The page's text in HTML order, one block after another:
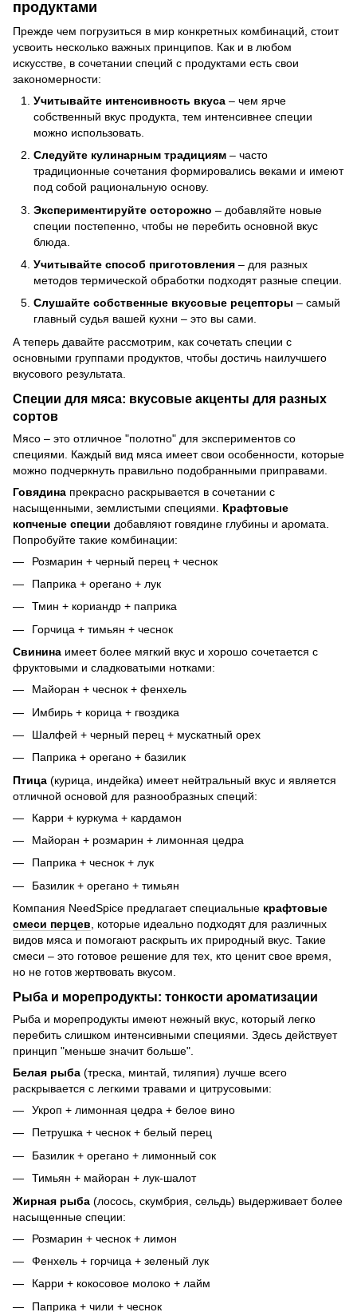
продуктами
Прежде чем погрузиться в мир конкретных комбинаций, стоит
усвоить несколько важных принципов. Как и в любом
искусстве, в сочетании специй с продуктами есть свои
закономерности:
Учитывайте интенсивность вкуса – чем ярче
собственный вкус продукта, тем интенсивнее специи
можно использовать.
Следуйте кулинарным традициям – часто
традиционные сочетания формировались веками и имеют
под собой рациональную основу.
Экспериментируйте осторожно – добавляйте новые
специи постепенно, чтобы не перебить основной вкус
блюда.
Учитывайте способ приготовления – для разных
методов термической обработки подходят разные специи.
Слушайте собственные вкусовые рецепторы – самый
главный судья вашей кухни – это вы сами.
А теперь давайте рассмотрим, как сочетать специи с
основными группами продуктов, чтобы достичь наилучшего
вкусового результата.
Специи для мяса: вкусовые акценты для разных
сортов
Мясо – это отличное "полотно" для экспериментов со
специями. Каждый вид мяса имеет свои особенности, которые
можно подчеркнуть правильно подобранными приправами.
Говядина прекрасно раскрывается в сочетании с
насыщенными, землистыми специями. Крафтовые
копченые специи добавляют говядине глубины и аромата.
Попробуйте такие комбинации:
Розмарин + черный перец + чеснок
Паприка + орегано + лук
Тмин + кориандр + паприка
Горчица + тимьян + чеснок
Свинина имеет более мягкий вкус и хорошо сочетается с
фруктовыми и сладковатыми нотками:
Майоран + чеснок + фенхель
Имбирь + корица + гвоздика
Шалфей + черный перец + мускатный орех
Паприка + орегано + базилик
Птица (курица, индейка) имеет нейтральный вкус и является
отличной основой для разнообразных специй:
Карри + куркума + кардамон
Майоран + розмарин + лимонная цедра
Паприка + чеснок + лук
Базилик + орегано + тимьян
Компания NeedSpice предлагает специальные крафтовые
смеси перцев, которые идеально подходят для различных
видов мяса и помогают раскрыть их природный вкус. Такие
смеси – это готовое решение для тех, кто ценит свое время,
но не готов жертвовать вкусом.
Рыба и морепродукты: тонкости ароматизации
Рыба и морепродукты имеют нежный вкус, который легко
перебить слишком интенсивными специями. Здесь действует
принцип "меньше значит больше".
Белая рыба (треска, минтай, тиляпия) лучше всего
раскрывается с легкими травами и цитрусовыми:
Укроп + лимонная цедра + белое вино
Петрушка + чеснок + белый перец
Базилик + орегано + лимонный сок
Тимьян + майоран + лук-шалот
Жирная рыба (лосось, скумбрия, сельдь) выдерживает более
насыщенные специи:
Розмарин + чеснок + лимон
Фенхель + горчица + зеленый лук
Карри + кокосовое молоко + лайм
Паприка + чили + чеснок